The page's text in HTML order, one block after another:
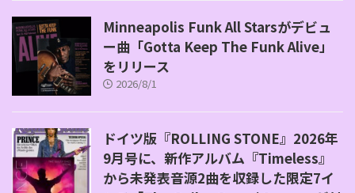
Minneapolis Funk All Starsがデビュ
ー曲「Gotta Keep The Funk Alive」
をリリース
2026/8/1
ドイツ版『ROLLING STONE』2026年
9月号に、新作アルバム『Timeless』
から未発表音源2曲を収録した限定7イ